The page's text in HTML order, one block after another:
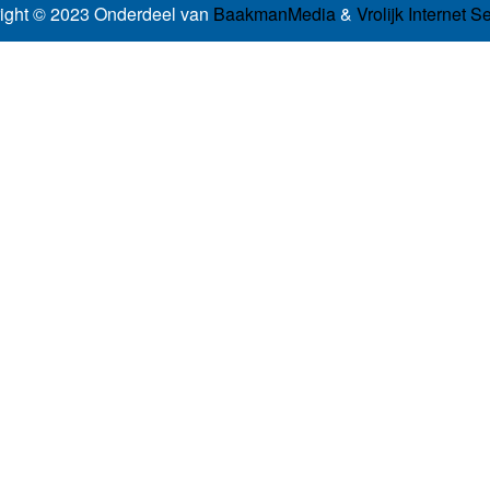
© 2023 Onderdeel van BaakmanMedia& Vrolijk Internet